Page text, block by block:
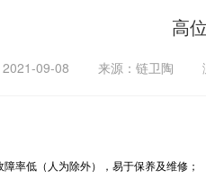
高
2021-09-08 来源：链卫陶
率低（人为除外），易于保养及维修；